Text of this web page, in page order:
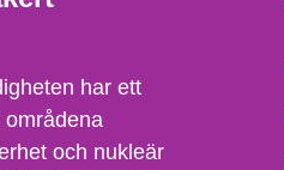
har ett
och nukleär